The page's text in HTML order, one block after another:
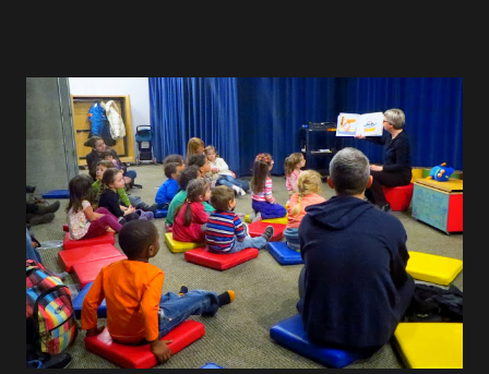
contre seulement 5 degrés pour la Tour de Pise. Le relief
est vraiment plat et on voit bien le plan hippodamien de la
ville. Je crâne mais je viens juste d'apprendre ce mot : c'est
un type d'organisation de la ville dans lequel les rues sont
rectilignes et se croisent à angle droit. L'observatoire est
bien fait, avec des panneaux pour comprendre ce qu'on voit.
On réalise aussi que le paysage est très différent l...